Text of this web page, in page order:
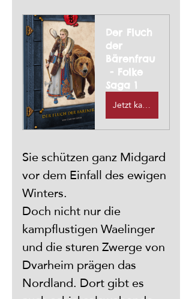
Der Fluch
der
Bärenfrau
- Folke
Saga 1
Jetzt kaufen
Sie schützen ganz Midgard
vor dem Einfall des ewigen
Winters.
Doch nicht nur die
kampflustigen Waelinger
und die sturen Zwerge von
Dvarheim prägen das
Nordland. Dort gibt es